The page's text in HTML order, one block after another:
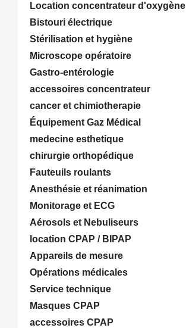
Location concentrateur d'oxygène
Bistouri électrique
Stérilisation et hygiène
Microscope opératoire
Gastro-entérologie
accessoires concentrateur
cancer et chimiotherapie
Équipement Gaz Médical
medecine esthetique
chirurgie orthopédique
Fauteuils roulants
Anesthésie et réanimation
Monitorage et ECG
Aérosols et Nebuliseurs
location CPAP / BIPAP
Appareils de mesure
Opérations médicales
Service technique
Masques CPAP
accessoires CPAP